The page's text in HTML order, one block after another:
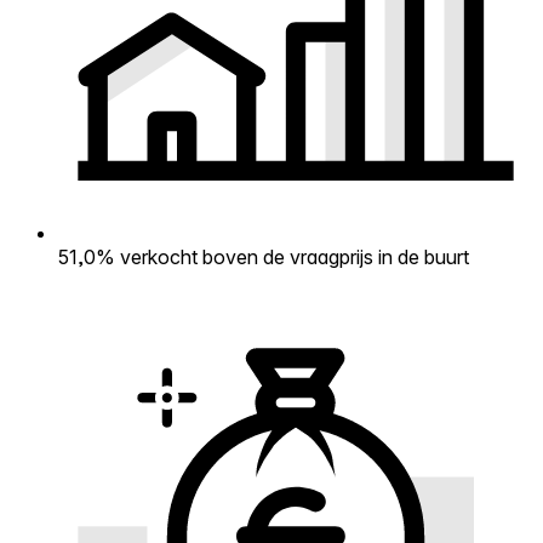
51,0% verkocht boven de vraagprijs in de buurt